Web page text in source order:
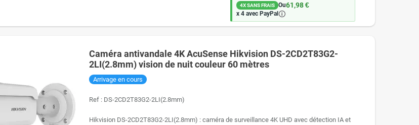
4X SANS FRAIS Ou61,98 €
x 4 avec PayPal🛈
Caméra antivandale 4K AcuSense Hikvision DS-2CD2T83G2-
2LI(2.8mm) vision de nuit couleur 60 mètres
Arrivage en cours
Ref : DS-2CD2T83G2-2LI(2.8mm)
Hikvision DS-2CD2T83G2-2LI(2.8mm) : caméra de surveillance 4K UHD avec détection IA et